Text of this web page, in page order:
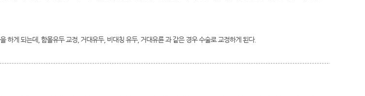
하게 되는데, 함몰유두 교정, 거대유두, 비대칭 유두, 거대유륜 과 같은 경우 수술로 교정하게 된다.